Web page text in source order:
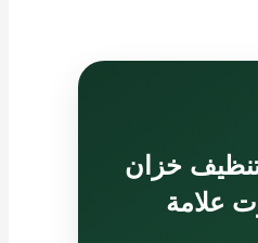
تنظيف خزان
علامة